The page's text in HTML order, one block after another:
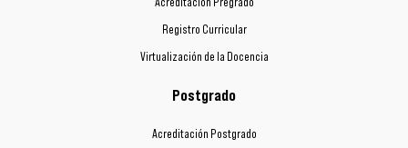
Registro Curricular
Virtualización de la Docencia
Postgrado
Acreditación Postgrado